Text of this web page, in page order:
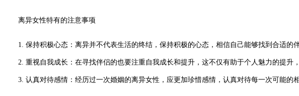
离异女性特有的注意事项
1. 保持积极心态：离异并不代表生活的终结，保持积极的心态，相信自己能够找到合适的伴
2. 重视自我成长：在寻找伴侣的也要注重自我成长和提升，这不仅有助于个人魅力的提升，
3. 认真对待感情：经历过一次婚姻的离异女性，应更加珍惜感情，认真对待每一次可能的相